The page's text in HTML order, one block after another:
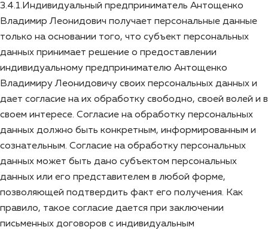
3.4.1.Индивидуальный предприниматель Антощенко
Владимир Леонидович получает персональные данные
только на основании того, что субъект персональных
данных принимает решение о предоставлении
индивидуальному предпринимателю Антощенко
Владимиру Леонидовичу своих персональных данных и
дает согласие на их обработку свободно, своей волей и в
своем интересе. Согласие на обработку персональных
данных должно быть конкретным, информированным и
сознательным. Согласие на обработку персональных
данных может быть дано субъектом персональных
данных или его представителем в любой форме,
позволяющей подтвердить факт его получения. Как
правило, такое согласие дается при заключении
письменных договоров с индивидуальным